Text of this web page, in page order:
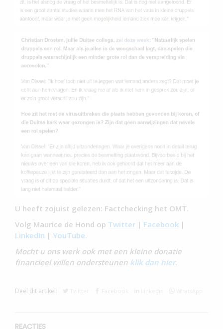
U heeft zojuist gelezen: Factchecking het OMT.
Volg Maurice de Hond op Twitter | Facebook |
LinkedIn | YouTube.
Mocht u ons werk ook met een kleine donatie
financieel willen ondersteunen klik dan hier.
Deel dit artikel:
REACTIES